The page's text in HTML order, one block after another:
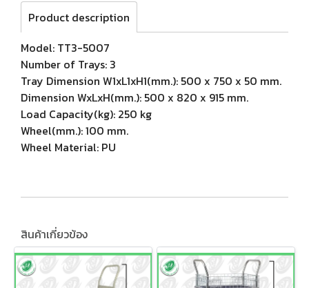
Product description
Model: TT3-5007
Number of Trays: 3
Tray Dimension W1xL1xH1(mm.): 500 x 750 x 50 mm.
Dimension WxLxH(mm.): 500 x 820 x 915 mm.
Load Capacity(kg): 250 kg
Wheel(mm.): 100 mm.
Wheel Material: PU
สินค้าเกี่ยวข้อง